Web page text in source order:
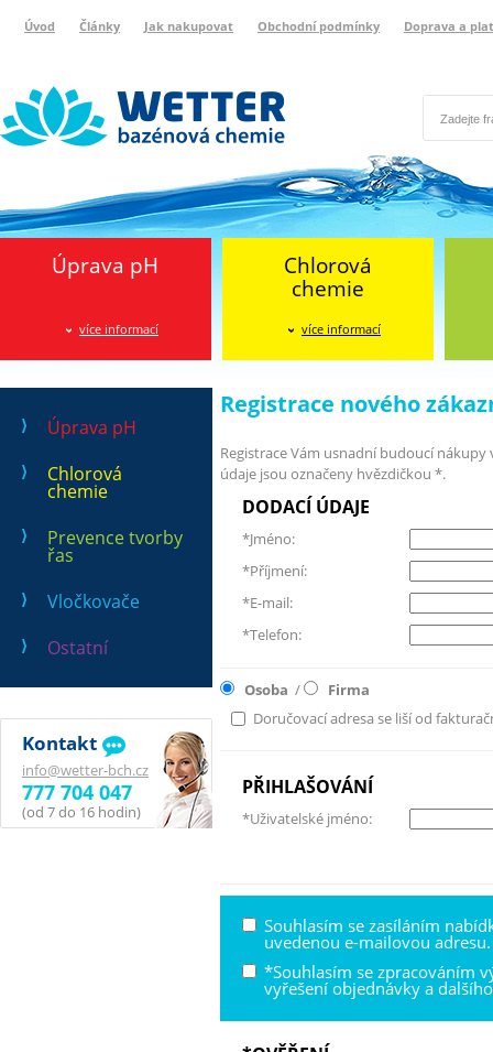
Úvod Články Jak nakupovat Obchodní podmínky Doprava a
Úprava pH
více informací
Chlorová
chemie
více informací
Úprava pH
Chlorová
chemie
Prevence tvorby
řas
Vločkovače
Ostatní
Kontakt
info@wetter-bch.cz
777 704 047
(od 7 do 16 hodin)
Registrace nového
Registrace Vám usnadní budoucí
údaje jsou označeny hvězdičkou *.
DODACÍ ÚDAJE
*Jméno:
*Příjmení:
*E-mail:
*Telefon:
Osoba /
Firma
Doručovací adresa se liší od
PŘIHLAŠOVÁNÍ
*Uživatelské jméno:
Souhlasím se zasíláním
uvedenou e-mailovou adresu.
*Souhlasím se zpracováním
vyřešení objednávky a